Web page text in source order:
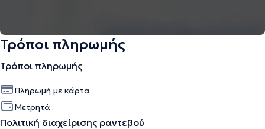
Τρόποι πληρωμής
Τρόποι πληρωμής
Πληρωμή με κάρτα
Μετρητά
Πολιτική διαχείρισης ραντεβού